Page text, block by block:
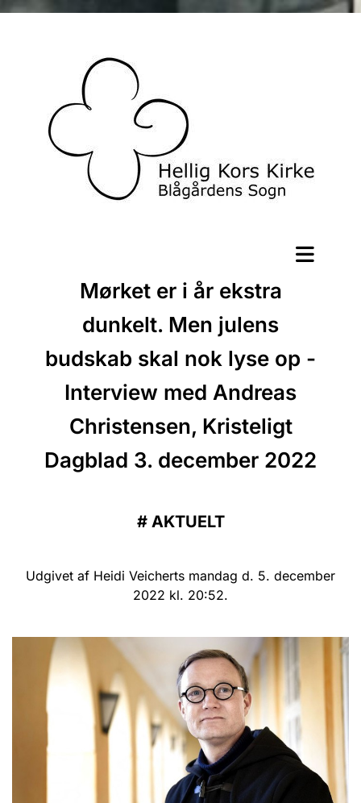
Mørket er i år ekstra
dunkelt. Men julens
budskab skal nok lyse op -
Interview med Andreas
Christensen, Kristeligt
Dagblad 3. december 2022
# AKTUELT
Udgivet af Heidi Veicherts mandag d. 5. december
2022 kl. 20:52.